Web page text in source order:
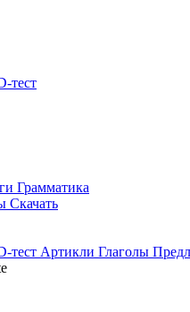
тест
Грамматика
Скачать
тест Артикли Глаголы